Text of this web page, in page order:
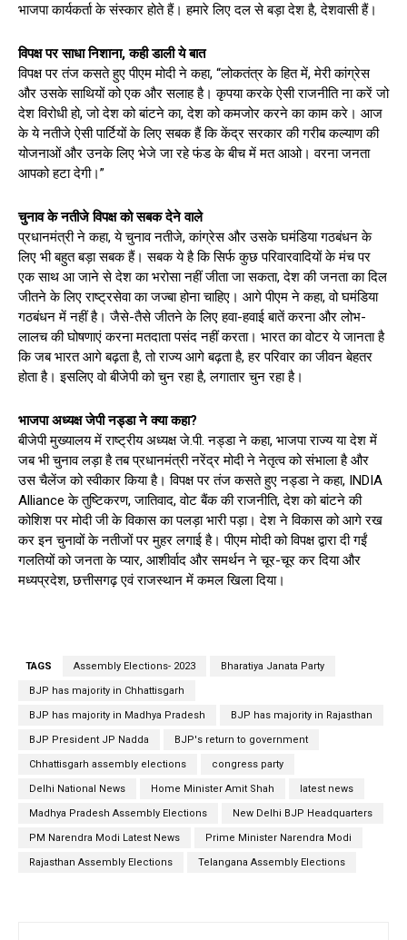
भाजपा कार्यकर्ता के संस्कार होते हैं। हमारे लिए दल से बड़ा देश है, देशवासी हैं।
विपक्ष पर साधा निशाना, कही डाली ये बात
विपक्ष पर तंज कसते हुए पीएम मोदी ने कहा, “लोकतंत्र के हित में, मेरी कांग्रेस
और उसके साथियों को एक और सलाह है। कृपया करके ऐसी राजनीति ना करें जो
देश विरोधी हो, जो देश को बांटने का, देश को कमजोर करने का काम करे। आज
के ये नतीजे ऐसी पार्टियों के लिए सबक हैं कि केंद्र सरकार की गरीब कल्याण की
योजनाओं और उनके लिए भेजे जा रहे फंड के बीच में मत आओ। वरना जनता
आपको हटा देगी।”
चुनाव के नतीजे विपक्ष को सबक देने वाले
प्रधानमंत्री ने कहा, ये चुनाव नतीजे, कांग्रेस और उसके घमंडिया गठबंधन के
लिए भी बहुत बड़ा सबक हैं। सबक ये है कि सिर्फ कुछ परिवारवादियों के मंच पर
एक साथ आ जाने से देश का भरोसा नहीं जीता जा सकता, देश की जनता का दिल
जीतने के लिए राष्ट्रसेवा का जज्बा होना चाहिए। आगे पीएम ने कहा, वो घमंडिया
गठबंधन में नहीं है। जैसे-तैसे जीतने के लिए हवा-हवाई बातें करना और लोभ-
लालच की घोषणाएं करना मतदाता पसंद नहीं करता। भारत का वोटर ये जानता है
कि जब भारत आगे बढ़ता है, तो राज्य आगे बढ़ता है, हर परिवार का जीवन बेहतर
होता है। इसलिए वो बीजेपी को चुन रहा है, लगातार चुन रहा है।
भाजपा अध्यक्ष जेपी नड्डा ने क्या कहा?
बीजेपी मुख्यालय में राष्ट्रीय अध्यक्ष जे.पी. नड्डा ने कहा, भाजपा राज्य या देश में
जब भी चुनाव लड़ा है तब प्रधानमंत्री नरेंद्र मोदी ने नेतृत्व को संभाला है और
उस चैलेंज को स्वीकार किया है। विपक्ष पर तंज कसते हुए नड्डा ने कहा, INDIA
Alliance के तुष्टिकरण, जातिवाद, वोट बैंक की राजनीति, देश को बांटने की
कोशिश पर मोदी जी के विकास का पलड़ा भारी पड़ा। देश ने विकास को आगे रख
कर इन चुनावों के नतीजों पर मुहर लगाई है। पीएम मोदी को विपक्ष द्वारा दी गईं
गलतियों को जनता के प्यार, आशीर्वाद और समर्थन ने चूर-चूर कर दिया और
मध्यप्रदेश, छत्तीसगढ़ एवं राजस्थान में कमल खिला दिया।
TAGS Assembly Elections- 2023 Bharatiya Janata Party
BJP has majority in Chhattisgarh
BJP has majority in Madhya Pradesh BJP has majority in Rajasthan
BJP President JP Nadda BJP's return to government
Chhattisgarh assembly elections congress party
Delhi National News Home Minister Amit Shah latest news
Madhya Pradesh Assembly Elections New Delhi BJP Headquarters
PM Narendra Modi Latest News Prime Minister Narendra Modi
Rajasthan Assembly Elections Telangana Assembly Elections